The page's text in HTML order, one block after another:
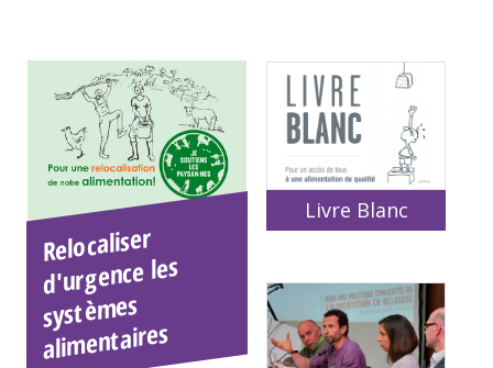
Relocaliser
d'urgence les
systè
mes
ali
mentaires
Livre Blanc